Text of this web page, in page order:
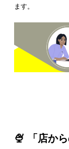
ます。
🍨 「店か